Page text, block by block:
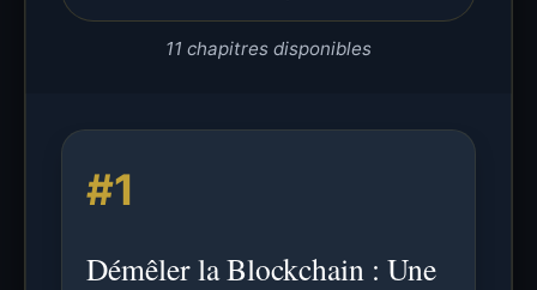
11 chapitres disponibles
#1
Démêler la Blockchain : Une